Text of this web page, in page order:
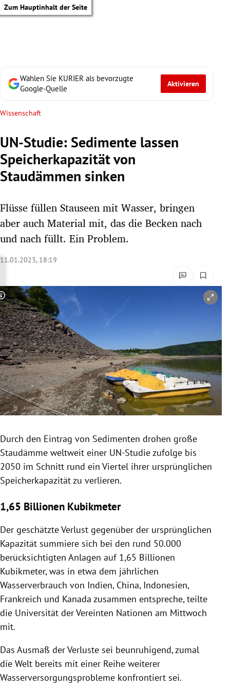
Zum Hauptinhalt der Seite
Untermenü
Untermenü
Untermenü
Untermenü
Untermenü
Untermenü
Untermenü
Untermenü
Untermenü
Wählen Sie KURIER als bevorzugte
Google-Quelle
Aktivieren
Wissenschaft
UN-Studie: Sedimente lassen
Speicherkapazität von
Staudämmen sinken
Flüsse füllen Stauseen mit Wasser, bringen
aber auch Material mit, das die Becken nach
und nach füllt. Ein Problem.
11.01.2023, 18:19
Copyright-Hinweis öffnen/schließen
Durch den Eintrag von Sedimenten drohen große
Staudämme weltweit einer UN-Studie zufolge bis
2050 im Schnitt rund ein Viertel ihrer ursprünglichen
Speicherkapazität zu verlieren.
1,65 Billionen Kubikmeter
Der geschätzte Verlust gegenüber der ursprünglichen
Kapazität summiere sich bei den rund 50.000
berücksichtigten Anlagen auf 1,65 Billionen
Kubikmeter, was in etwa dem jährlichen
Wasserverbrauch von Indien, China, Indonesien,
Frankreich und Kanada zusammen entspreche, teilte
die Universität der Vereinten Nationen am Mittwoch
mit.
Das Ausmaß der Verluste sei beunruhigend, zumal
die Welt bereits mit einer Reihe weiterer
Wasserversorgungsprobleme konfrontiert sei.